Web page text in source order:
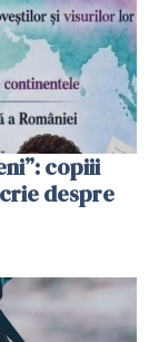
copiii
despre